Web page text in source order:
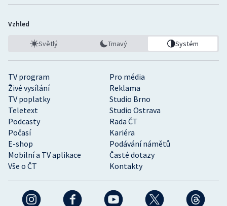
TV program
Pro média
Živé vysílání
Reklama
TV poplatky
Studio Brno
Teletext
Studio Ostrava
Podcasty
Rada ČT
Počasí
Kariéra
E-shop
Podávání námětů
Mobilní a TV aplikace
Časté dotazy
Vše o ČT
Kontakty
Vzhled
Světlý Tmavý Systém